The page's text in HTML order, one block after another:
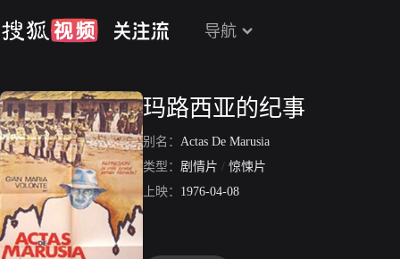
导航
玛路西亚的纪事
别名： Actas De Marusia
类型： 剧情片 / 惊悚片
上映： 1976-04-08